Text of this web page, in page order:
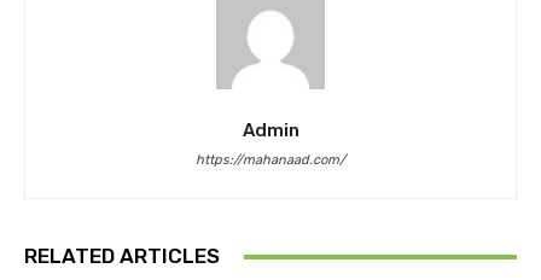
Admin
https://mahanaad.com/
RELATED ARTICLES